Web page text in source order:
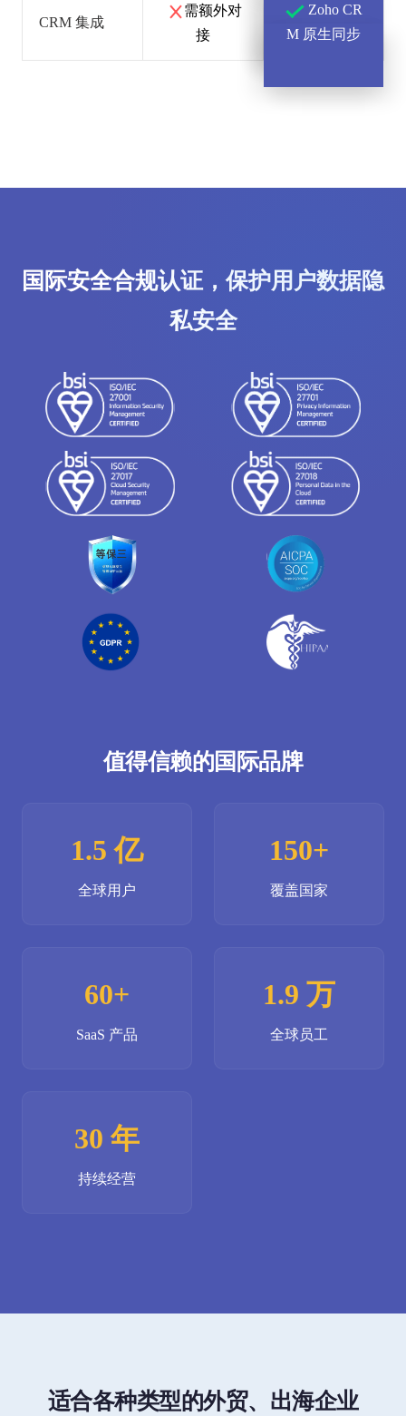
CRM 集成
需额外对
接
Zoho CR
M 原生同步
国际安全合规认证，保护用户数据隐
私安全
值得信赖的国际品牌
1.5 亿
全球用户
150+
覆盖国家
60+
SaaS 产品
1.9 万
全球员工
30 年
持续经营
适合各种类型的外贸、出海企业